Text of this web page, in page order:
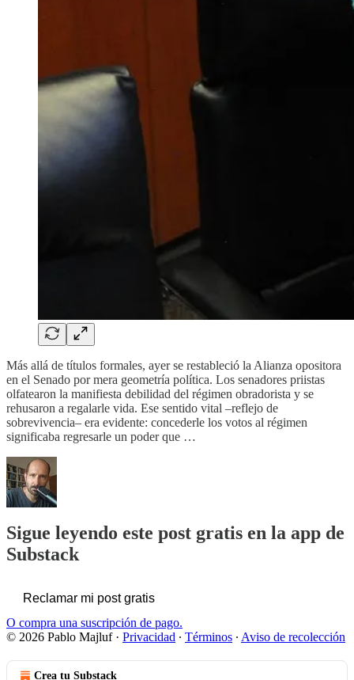
Más allá de títulos formales, ayer se restableció la Alianza opositora
en el Senado por mera geometría política. Los senadores priistas
olfatearon la manifiesta debilidad del régimen obradorista y se
rehusaron a regalarle vida. Ese sentido vital –reflejo de
sobrevivencia– era evidente: concederle los votos al régimen
significaba regresarle un poder que …
Sigue leyendo este post gratis en la app de
Substack
Reclamar mi post gratis
O compra una suscripción de pago.
© 2026 Pablo Majluf· Privacidad ∙ Términos ∙ Aviso de recolección
Crea tu Substack